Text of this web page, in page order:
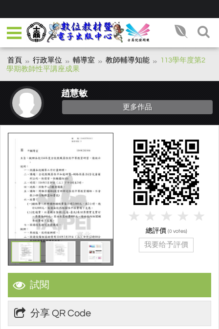
首頁 行政單位 輔導室 教師輔導知能
113學年度第2
學期教師性平講座成果
趙慧敏
更多作品
試閱
分享 QR Code
總評價 (0 votes)
我要给予評價